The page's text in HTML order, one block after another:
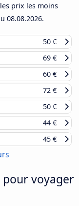
prix les moins
08.08.2026.
50 €
69 €
60 €
72 €
50 €
44 €
45 €
voyager